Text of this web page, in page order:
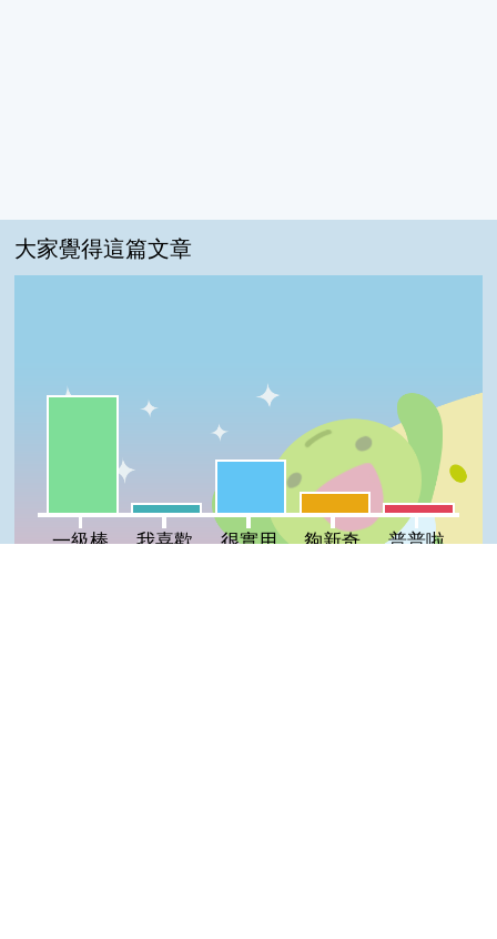
大家覺得這篇文章
我喜歡:5%
很實用:25%
夠新奇:10%
普普啦:5%
一級棒
我喜歡 很實用 夠新奇 普普啦